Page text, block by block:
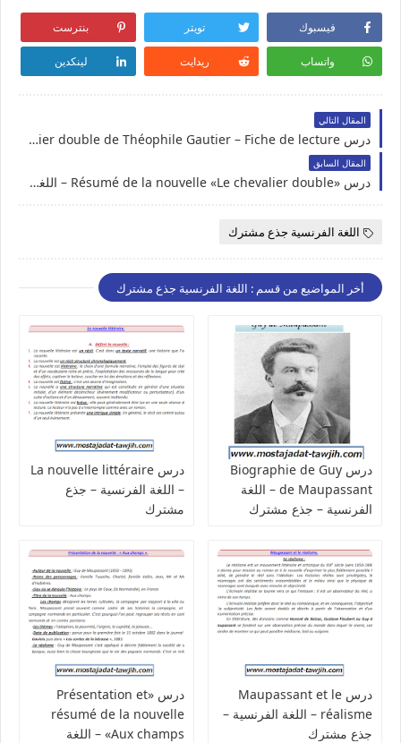
فيسبوك تويتر بنترست
واتساب ريدايت لينكدين
المقال التالي
درس Le chevalier double de Théophile Gautier – Fiche de lecture – اللغة الفرنسية – جذع مشترك
المقال السابق
درس «Résumé de la nouvelle «Le chevalier double – اللغة الفرنسية – جذع مشترك
اللغة الفرنسية جذع مشترك
أخر المواضيع من قسم : اللغة الفرنسية جذع مشترك
درس Biographie de Guy
de Maupassant – اللغة
الفرنسية – جذع مشترك
درس La nouvelle littéraire
– اللغة الفرنسية – جذع
مشترك
درس Maupassant et le
réalisme – اللغة الفرنسية –
جذع مشترك
درس «Présentation et
résumé de la nouvelle
«Aux champs – اللغة